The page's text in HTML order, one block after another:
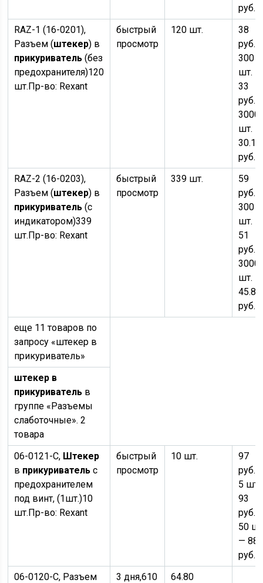
руб.
RAZ-1 (16-0201),
Разъем (штекер) в
прикуриватель (без
предохранителя)120
шт.Пр-во: Rexant
быстрый
просмотр
120 шт.
38
руб.
300
шт. —
33
руб.
3000
шт. —
30.10
руб.
RAZ-2 (16-0203),
Разъем (штекер) в
прикуриватель (с
индикатором)339
шт.Пр-во: Rexant
быстрый
просмотр
339 шт.
59
руб.
300
шт. —
51
руб.
3000
шт. —
45.80
руб.
еще 11 товаров по
запросу «штекер в
прикуриватель»
штекер в
прикуриватель в
группе «Разъемы
слаботочные». 2
товара
06-0121-C, Штекер
в прикуриватель с
предохранителем
под винт, (1шт.)10
шт.Пр-во: Rexant
быстрый
просмотр
10 шт.
97
руб.
5
93
руб.
50
— 88
руб.
06-0120-С, Разъем
3 дня,610
64.80